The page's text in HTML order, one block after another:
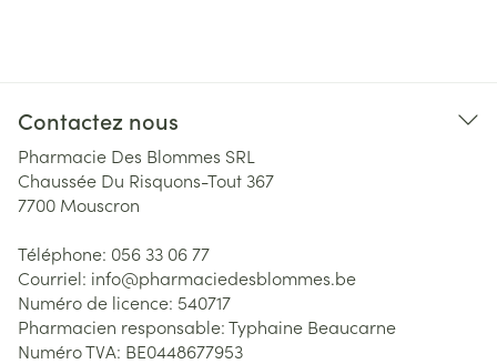
Contactez nous
Pharmacie Des Blommes SRL
Chaussée Du Risquons-Tout 367
7700 Mouscron
Téléphone: 056 33 06 77
Courriel: info@pharmaciedesblommes.be
Numéro de licence: 540717
Pharmacien responsable:Typhaine Beaucarne
Numéro TVA: BE0448677953